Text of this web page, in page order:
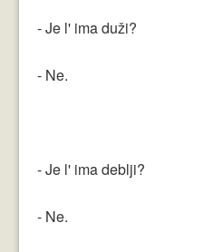
Najbolji Vicevi
- Je l' ima duži?
- Ne.
- Je l' ima deblji?
- Ne.